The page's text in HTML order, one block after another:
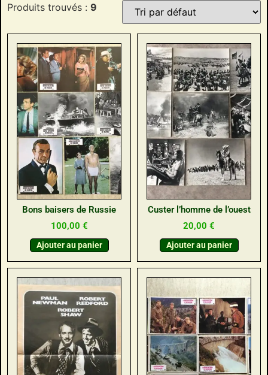
Produits trouvés : 9
Bons baisers de Russie
100,00 €
Ajouter au panier
Custer l’homme de l’ouest
20,00 €
Ajouter au panier